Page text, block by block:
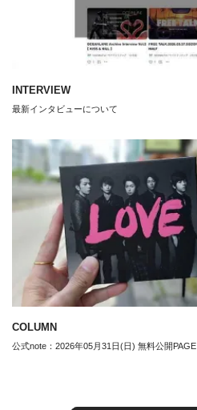
INTERVIEW
最新インタビューについて
COLUMN
公式note：2026年05月31日(日) 無料公開PAGE